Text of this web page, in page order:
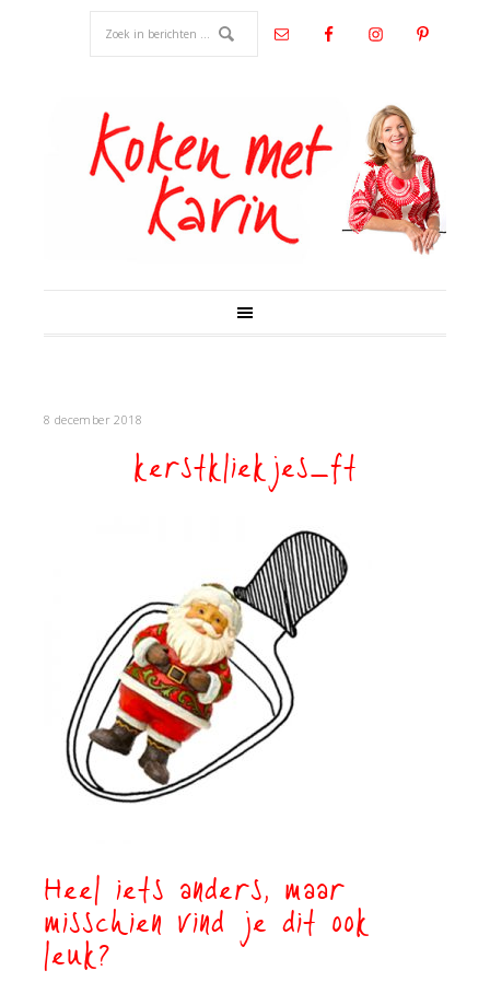
8 december 2018
kerstkliekjes_ft
Heel iets anders, maar
misschien vind je dit ook
leuk?